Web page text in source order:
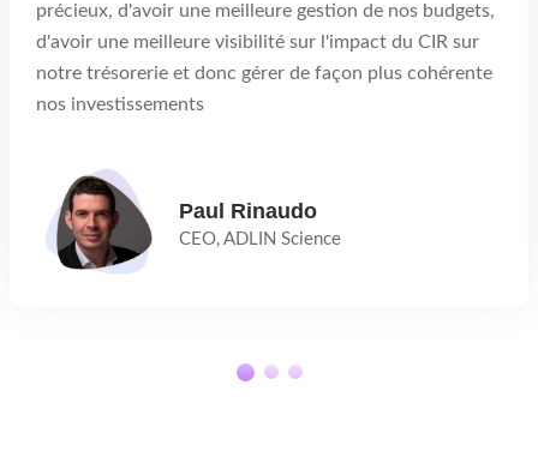
précieux, d'avoir une meilleure gestion de nos budgets,
d'avoir une meilleure visibilité sur l'impact du CIR sur
notre trésorerie et donc gérer de façon plus cohérente
nos investissements
Paul Rinaudo
CEO, ADLIN Science